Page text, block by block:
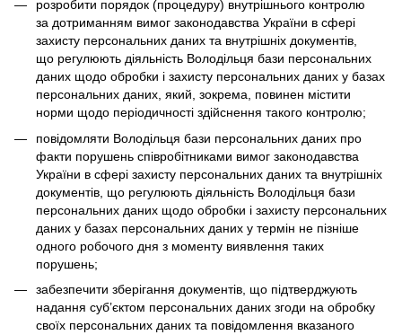
розробити порядок (процедуру) внутрішнього контролю
за дотриманням вимог законодавства України в сфері
захисту персональних даних та внутрішніх документів,
що регулюють діяльність Володільця бази персональних
даних щодо обробки і захисту персональних даних у базах
персональних даних, який, зокрема, повинен містити
норми щодо періодичності здійснення такого контролю;
повідомляти Володільця бази персональних даних про
факти порушень співробітниками вимог законодавства
України в сфері захисту персональних даних та внутрішніх
документів, що регулюють діяльність Володільця бази
персональних даних щодо обробки і захисту персональних
даних у базах персональних даних у термін не пізніше
одного робочого дня з моменту виявлення таких
порушень;
забезпечити зберігання документів, що підтверджують
надання суб’єктом персональних даних згоди на обробку
своїх персональних даних та повідомлення вказаного